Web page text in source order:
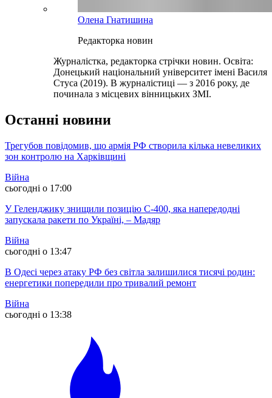
Олена Гнатишина
Редакторка новин
Журналістка, редакторка стрічки новин. Освіта:
Донецький національний університет імені Василя
Стуса (2019). В журналістиці — з 2016 року, де
починала з місцевих вінницьких ЗМІ.
Останні новини
Трегубов повідомив, що армія РФ створила кілька невеликих
зон контролю на Харківщині
Війна
сьогодні о 17:00
У Геленджику знищили позицію С-400, яка напередодні
запускала ракети по Україні, – Мадяр
Війна
сьогодні о 13:47
В Одесі через атаку РФ без світла залишилися тисячі родин:
енергетики попередили про тривалий ремонт
Війна
сьогодні о 13:38